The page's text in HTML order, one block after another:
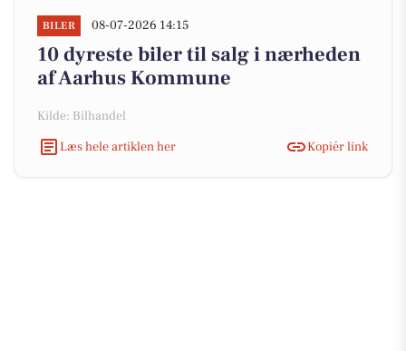
BILER 08-07-2026 14:15
10 dyreste biler til salg i nærheden
af Aarhus Kommune
Kilde: Bilhandel
Læs hele artiklen her
Kopiér link